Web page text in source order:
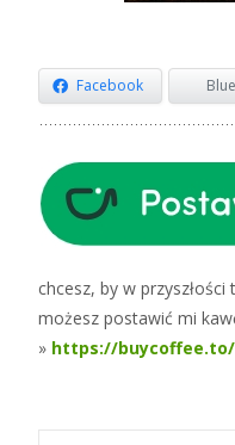
Facebook
chcesz, by w
możesz postawić mi
» https://